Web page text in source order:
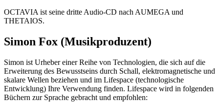
OCTAVIA ist seine dritte Audio-CD nach AUMEGA und
THETAIOS.
Simon Fox (Musikproduzent)
Simon ist Urheber einer Reihe von Technologien, die sich auf die
Erweiterung des Bewusstseins durch Schall, elektromagnetische und
skalare Wellen beziehen und im Lifespace (technologische
Entwicklung) Ihre Verwendung finden. Lifespace wird in folgenden
Büchern zur Sprache gebracht und empfohlen: